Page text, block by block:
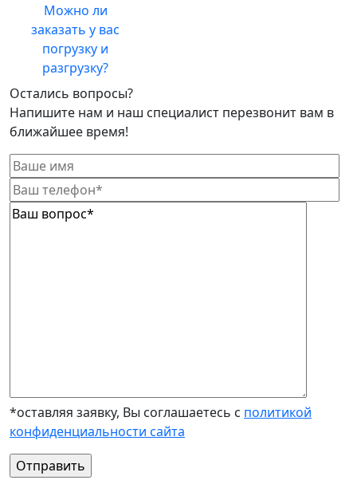
Можно ли
заказать у вас
погрузку и
разгрузку?
Остались вопросы?
Напишите нам и наш специалист перезвонит вам в
ближайшее время!
*оставляя заявку, Вы соглашаетесь с политикой
конфиденциальности сайта